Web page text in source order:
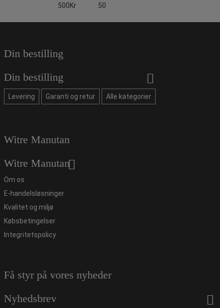
500Kr
50
Din bestilling
Din bestilling
Levering Garanti og retur Alle kategorier
Witre Manutan
Witre Manutan
Om os
E-handelsløsninger
Kvalitet og miljø
Købsbetingelser
Integritetspolicy
Få styr på vores nyheder
Nyhedsbrev